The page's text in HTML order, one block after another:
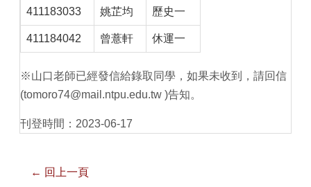
411183033 姚芷均 歷史一
411184042 曾薏軒 休運一
※山口老師已經發信給錄取同學，如果未收到，請回信
(tomoro74@mail.ntpu.edu.tw )告知。
刊登時間：2023-06-17
← 回上一頁